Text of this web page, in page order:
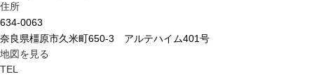
住所
634-0063
奈良県橿原市久米町650-3 アルテハイム401号
地図を見る
TEL